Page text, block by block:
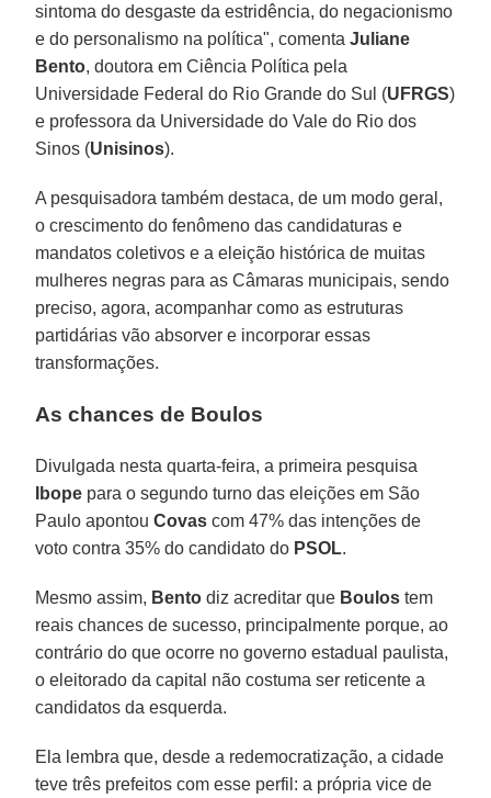
sintoma do desgaste da estridência, do negacionismo
e do personalismo na política", comentaJuliane
Bento, doutora em Ciência Política pela
Universidade Federal do Rio Grande do Sul (UFRGS)
e professora da Universidade do Vale do Rio dos
Sinos (Unisinos).
A pesquisadora também destaca, de um modo geral,
o crescimento do fenômeno das candidaturas e
mandatos coletivos e a eleição histórica de muitas
mulheres negras para as Câmaras municipais, sendo
preciso, agora, acompanhar como as estruturas
partidárias vão absorver e incorporar essas
transformações.
As chances de Boulos
Divulgada nesta quarta-feira, a primeira pesquisa
Ibope para o segundo turno das eleições em São
Paulo apontouCovas com 47% das intenções de
voto contra 35% do candidato do PSOL.
Mesmo assim, Bento diz acreditar que Boulos tem
reais chances de sucesso, principalmente porque, ao
contrário do que ocorre no governo estadual paulista,
o eleitorado da capital não costuma ser reticente a
candidatos da esquerda.
Ela lembra que, desde a redemocratização, a cidade
teve três prefeitos com esse perfil: a própria vice de